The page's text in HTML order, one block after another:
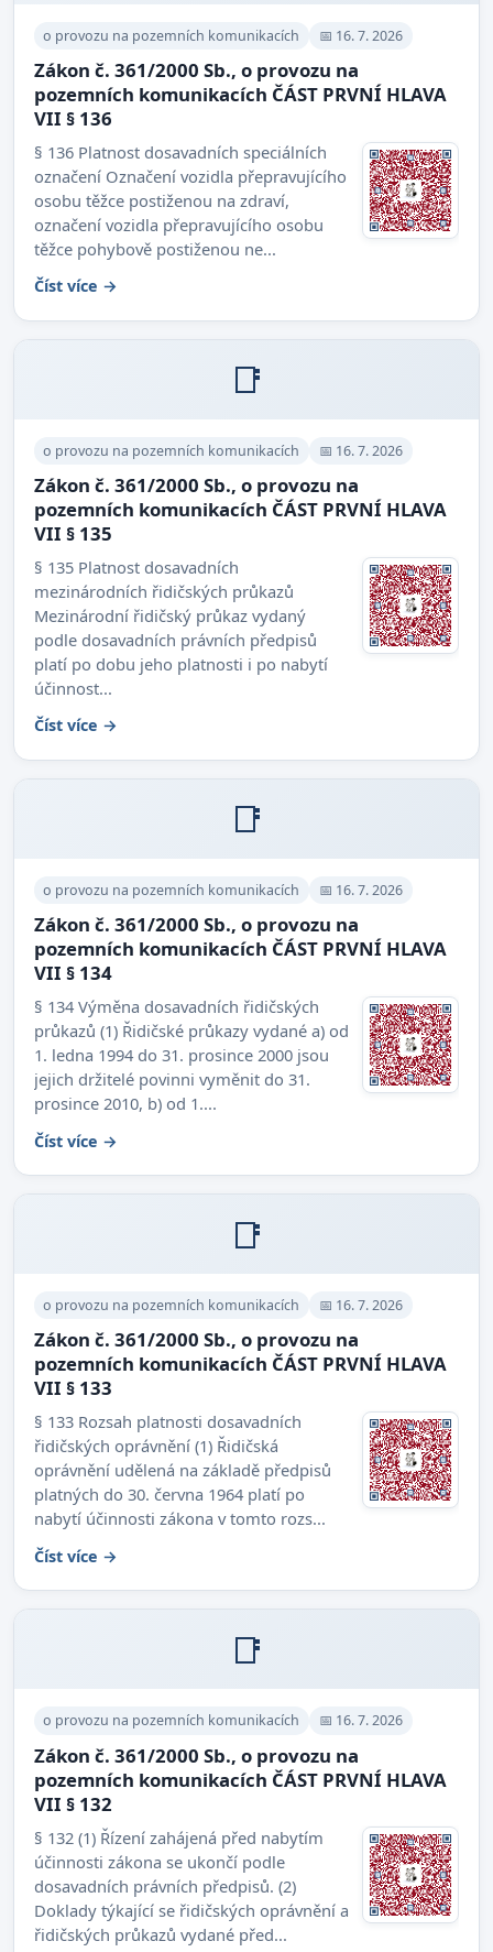
o provozu na pozemních komunikacích 📅 16. 7. 2026
Zákon č. 361/2000 Sb., o provozu na
pozemních komunikacích ČÁST PRVNÍ HLAVA
VII § 136
§ 136 Platnost dosavadních speciálních
označení Označení vozidla přepravujícího
osobu těžce postiženou na zdraví,
označení vozidla přepravujícího osobu
těžce pohybově postiženou ne...
Číst více →
📑
o provozu na pozemních komunikacích 📅 16. 7. 2026
Zákon č. 361/2000 Sb., o provozu na
pozemních komunikacích ČÁST PRVNÍ HLAVA
VII § 135
§ 135 Platnost dosavadních
mezinárodních řidičských průkazů
Mezinárodní řidičský průkaz vydaný
podle dosavadních právních předpisů
platí po dobu jeho platnosti i po nabytí
účinnost...
Číst více →
📑
o provozu na pozemních komunikacích 📅 16. 7. 2026
Zákon č. 361/2000 Sb., o provozu na
pozemních komunikacích ČÁST PRVNÍ HLAVA
VII § 134
§ 134 Výměna dosavadních řidičských
průkazů (1) Řidičské průkazy vydané a) od
1. ledna 1994 do 31. prosince 2000 jsou
jejich držitelé povinni vyměnit do 31.
prosince 2010, b) od 1....
Číst více →
📑
o provozu na pozemních komunikacích 📅 16. 7. 2026
Zákon č. 361/2000 Sb., o provozu na
pozemních komunikacích ČÁST PRVNÍ HLAVA
VII § 133
§ 133 Rozsah platnosti dosavadních
řidičských oprávnění (1) Řidičská
oprávnění udělená na základě předpisů
platných do 30. června 1964 platí po
nabytí účinnosti zákona v tomto rozs...
Číst více →
📑
o provozu na pozemních komunikacích 📅 16. 7. 2026
Zákon č. 361/2000 Sb., o provozu na
pozemních komunikacích ČÁST PRVNÍ HLAVA
VII § 132
§ 132 (1) Řízení zahájená před nabytím
účinnosti zákona se ukončí podle
dosavadních právních předpisů. (2)
Doklady týkající se řidičských oprávnění a
řidičských průkazů vydané před...